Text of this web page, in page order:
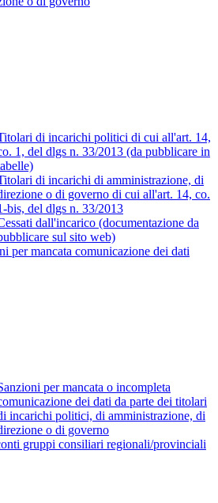
di incarichi politici di cui all'art. 14,
1, del dlgs n. 33/2013 (da pubblicare in
di incarichi di amministrazione, di
o di governo di cui all'art. 14, co.
bis, del dlgs n. 33/2013
dall'incarico (documentazione da
sul sito web)
per mancata comunicazione dei dati
per mancata o incompleta
dei dati da parte dei titolari
incarichi politici, di amministrazione, di
o di governo
gruppi consiliari regionali/provinciali